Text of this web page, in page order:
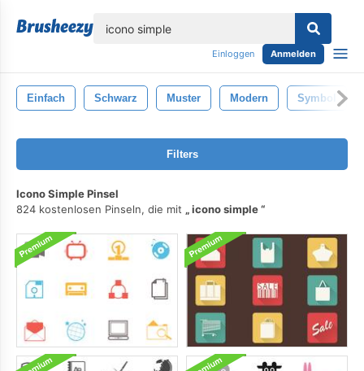
Einloggen Anmelden
Einfach Schwarz Muster Modern Symbol
Filters
Icono Simple Pinsel
824 kostenlosen Pinseln, die mit
icono simple